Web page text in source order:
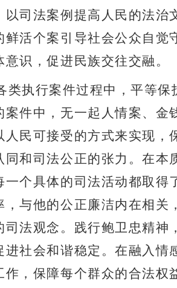
司法案例提高人民的法治
活个案引导社会公众自觉
识，促进民族交往交融。
执行案件过程中，平等保
件中，无一起人情案、金
民可接受的方式来实现，
和司法公正的张力。在本
个具体的司法活动都取得
与他的公正廉洁内在相关
法观念。践行鲍卫忠精神
社会和谐稳定。在融入情
，保障每个群众的合法权